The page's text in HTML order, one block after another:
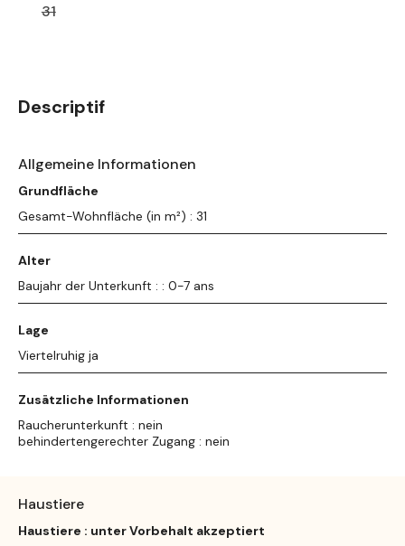
31
Descriptif
Allgemeine Informationen
Grundfläche
Gesamt-Wohnfläche (in m²) : 31
Alter
Baujahr der Unterkunft : : 0-7 ans
Lage
Viertelruhig ja
Zusätzliche Informationen
Raucherunterkunft : nein
behindertengerechter Zugang : nein
Haustiere
Haustiere : unter Vorbehalt akzeptiert